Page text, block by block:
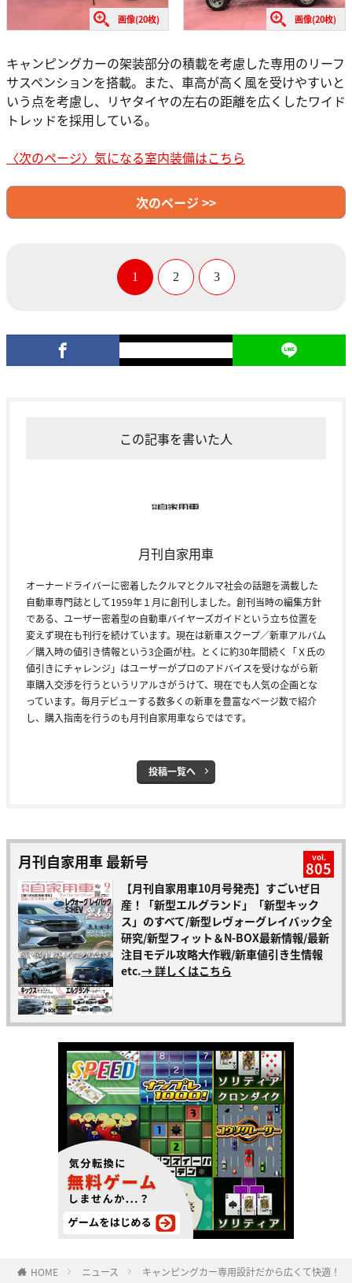
画像(20枚) 画像(20枚)
キャンピングカーの架装部分の積載を考慮した専用のリーフ
サスペンションを搭載。また、車高が高く風を受けやすいと
いう点を考慮し、リヤタイヤの左右の距離を広くしたワイド
トレッドを採用している。
〈次のページ〉気になる室内装備はこちら
次のページ >>
1 2 3
この記事を書いた人
月刊自家用車
オーナードライバーに密着したクルマとクルマ社会の話題を満載した
自動車専門誌として1959年１月に創刊しました。創刊当時の編集方針
である、ユーザー密着型の自動車バイヤーズガイドという立ち位置を
変えず現在も刊行を続けています。現在は新車スクープ／新車アルバム
／購入時の値引き情報という3企画が柱。とくに約30年間続く「Ｘ氏の
値引きにチャレンジ」はユーザーがプロのアドバイスを受けながら新
車購入交渉を行うというリアルさがうけて、現在でも人気の企画とな
っています。毎月デビューする数多くの新車を豊富なページ数で紹介
し、購入指南を行うのも月刊自家用車ならではです。
投稿一覧へ
月刊自家用車 最新号 vol.
805
【月刊自家用車10月号発売】すごいぜ日
産！「新型エルグランド」「新型キック
ス」のすべて/新型レヴォーグレイバック全
研究/新型フィット＆N-BOX最新情報/最新
注目モデル攻略大作戦/新車値引き生情報
etc.→ 詳しくはこちら
HOME ニュース キャンピングカー専用設計だから広くて快適！